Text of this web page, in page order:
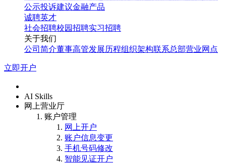
公示投诉建议金融产品
诚聘英才
社会招聘校园招聘实习招聘
关于我们
公司简介董事高管发展历程组织架构联系总部营业网点
立即开户
AI Skills
网上营业厅
账户管理
网上开户
账户信息变更
手机号码修改
智能见证开户